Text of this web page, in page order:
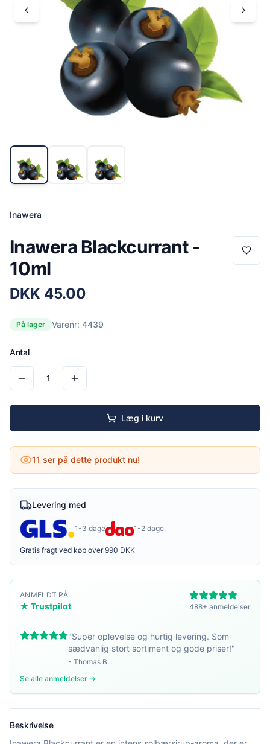
Inawera
Inawera Blackcurrant -
10ml
DKK 45.00
På lager Varenr: 4439
Antal
1
Læg i kurv
11 ser på dette produkt nu!
Levering med
1-3 dage 1-2 dage
Gratis fragt ved køb over 990 DKK
ANMELDT PÅ
★ Trustpilot 488+ anmeldelser
"Super oplevelse og hurtig levering. Som
sædvanlig stort sortiment og gode priser!"
- Thomas B.
Se alle anmeldelser →
Beskrivelse